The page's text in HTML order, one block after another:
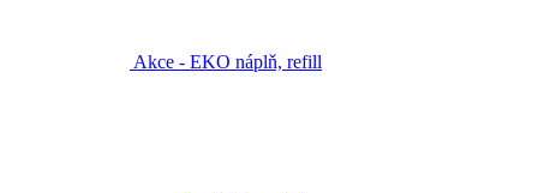
Akce - EKO náplň, refill